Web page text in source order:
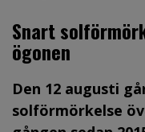
Snart
ögonen
Den 12 augusti
solförmörkelse